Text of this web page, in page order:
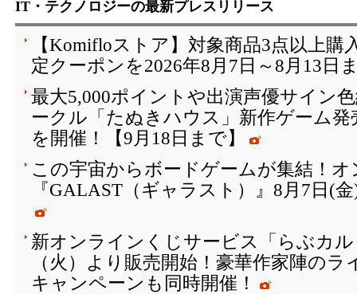
IT・テクノロジーの最新プレスリリース
【Komifloストア】対象商品3点以上購
定クーポンを2026年8月7日～8月13日
最大5,000ポイントや出演声優サイン
ークル「たぬきハウス」新作ゲーム
を開催！【9月18日まで】
この宇宙からボードゲームが集結！
『GALAST（ギャラスト）』8月7日(
新オンラインくじサービス「らぶカ
（火）より販売開始！豪華作家陣の
キャンペーンも同時開催！